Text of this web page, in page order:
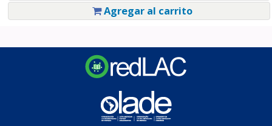
Agregar al carrito